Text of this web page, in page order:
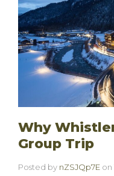
Why
Group Trip
Posted by nZSJQp7E on